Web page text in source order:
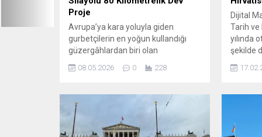
Proje
Avrupa’ya kara yoluyla giden
gurbetçilerin en yoğun kullandığı
güzergâhlardan biri olan
Macaristan’daki M1 otoyolunda
büyük genişletme çalışmaları
sınırı arasındaki kritik ulaşım
hattında yürütülen proje
kapsamında otoyol kapasitesi
artırılacak, trafik yoğunluğu
08.05.2026 0 228
Dijital
Tarih ve
yılında
şekilde
tahsil
karayolu